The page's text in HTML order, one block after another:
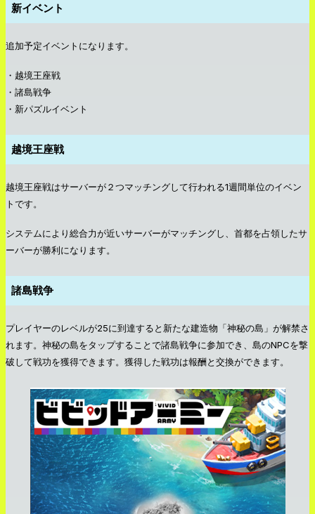
新イベント
追加予定イベントになります。
・越境王座戦
・諸島戦争
・新パズルイベント
越境王座戦
越境王座戦はサーバーが２つマッチングして行われる1週間単位のイベン
トです。
システムにより総合力が近いサーバーがマッチングし、首都を占領したサ
ーバーが勝利になります。
諸島戦争
プレイヤーのレベルが25に到達すると新たな建造物「神秘の島」が解禁さ
れます。神秘の島をタップすることで諸島戦争に参加でき、島のNPCを撃
破して戦功を獲得できます。獲得した戦功は報酬と交換ができます。